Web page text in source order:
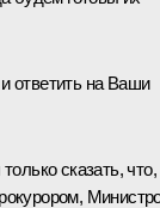
ответить на Ваши
сказать, что,